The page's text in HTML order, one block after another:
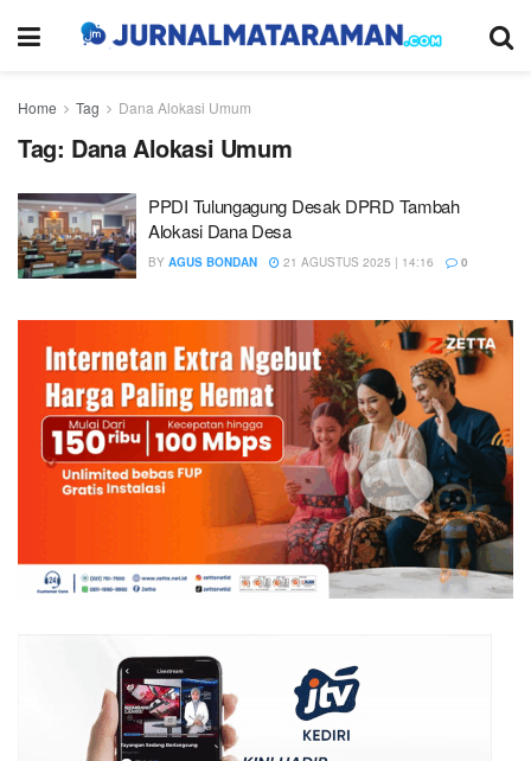
Home Tag Dana Alokasi Umum
Tag: Dana Alokasi Umum
PPDI Tulungagung Desak DPRD Tambah
Alokasi Dana Desa
BY AGUS BONDAN 21 AGUSTUS 2025 | 14:16 0